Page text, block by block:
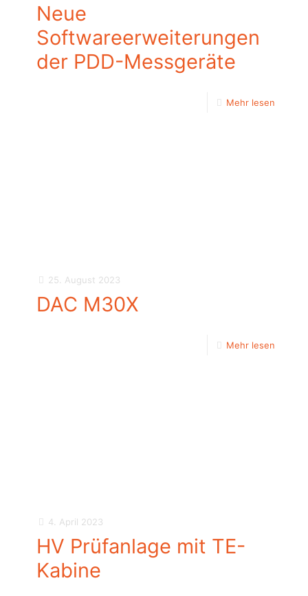
Neue
Softwareerweiterungen
der PDD-Messgeräte
Mehr lesen
25. August 2023
DAC M30X
Mehr lesen
4. April 2023
HV Prüfanlage mit TE-
Kabine